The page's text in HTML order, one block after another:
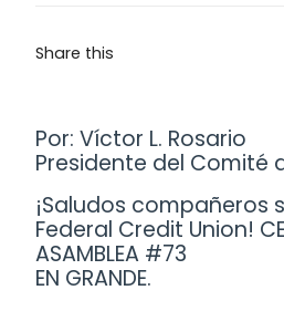
Share this
Por: Víctor L. Rosario
Presidente del Comité
¡Saludos compañeros
Federal Credit Union!
ASAMBLEA #73
EN GRANDE.